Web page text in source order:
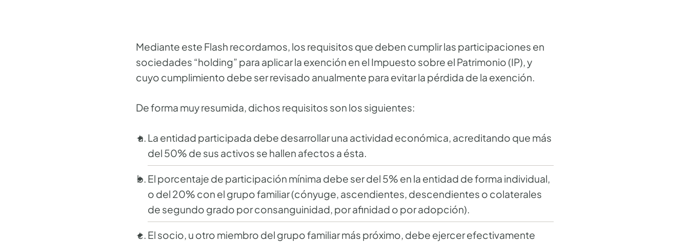
Mediante este Flash recordamos, los requisitos que deben cumplir las participaciones en
sociedades “holding” para aplicar la exención en el Impuesto sobre el Patrimonio (IP), y
cuyo cumplimiento debe ser revisado anualmente para evitar la pérdida de la exención.
De forma muy resumida, dichos requisitos son los siguientes:
La entidad participada debe desarrollar una actividad económica, acreditando que más
del 50% de sus activos se hallen afectos a ésta.
El porcentaje de participación mínima debe ser del 5% en la entidad de forma individual,
o del 20% con el grupo familiar (cónyuge, ascendientes, descendientes o colaterales
de segundo grado por consanguinidad, por afinidad o por adopción).
El socio, u otro miembro del grupo familiar más próximo, debe ejercer efectivamente